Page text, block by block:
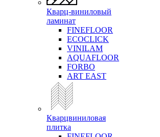
Кварц-виниловый
ламинат
FINEFLOOR
ECOCLICK
VINILAM
AQUAFLOOR
FORBO
ART EAST
Кварцвиниловая
плитка